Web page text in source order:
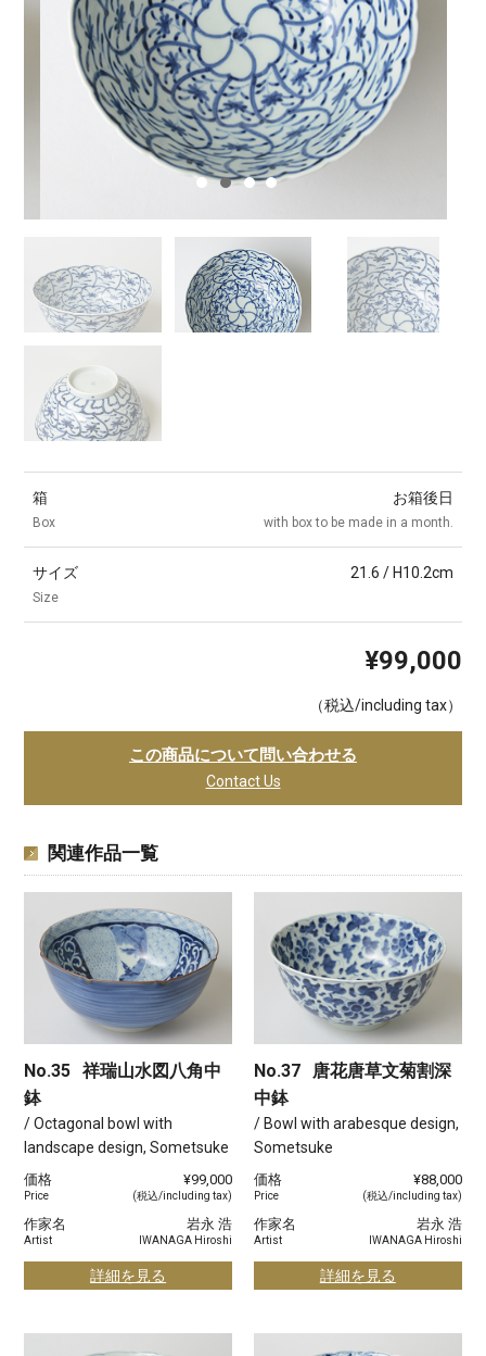
箱
Box
お箱後日
with box to be made in a month.
サイズ
Size
21.6 / H10.2cm
¥99,000
（税込/including tax）
この商品について問い合わせる
Contact Us
関連作品一覧
No.35 祥瑞山水図八角中
鉢
/ Octagonal bowl with
landscape design, Sometsuke
価格
Price
¥99,000
(税込/including tax)
作家名
Artist
岩永 浩
IWANAGA Hiroshi
詳細を見る
No.37
唐花唐草文菊割深
中鉢
/ Bowl with arabesque design,
Sometsuke
価格
Price
¥88,000
(税込/including tax)
作家名
Artist
岩永 浩
IWANAGA Hiroshi
詳細を見る